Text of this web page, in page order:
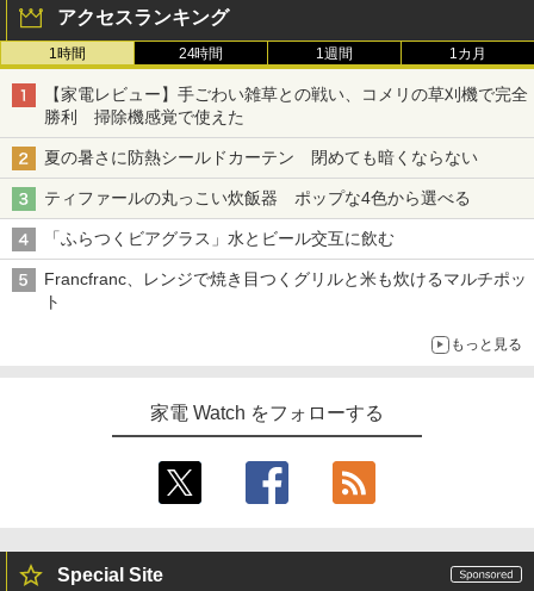
アクセスランキング
1時間 24時間 1週間 1カ月
【家電レビュー】手ごわい雑草との戦い、コメリの草刈機で完全
勝利 掃除機感覚で使えた
夏の暑さに防熱シールドカーテン 閉めても暗くならない
ティファールの丸っこい炊飯器 ポップな4色から選べる
「ふらつくビアグラス」水とビール交互に飲む
Francfranc、レンジで焼き目つくグリルと米も炊けるマルチポッ
ト
もっと見る
家電 Watch をフォローする
Special Site